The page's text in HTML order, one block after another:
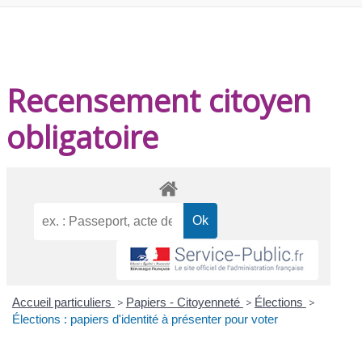
Recensement citoyen
obligatoire
Accueil particuliers > Papiers - Citoyenneté > Élections >
Élections : papiers d'identité à présenter pour voter